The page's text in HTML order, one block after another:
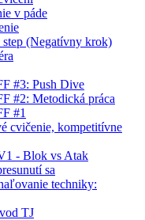
v páde
(Negatívny krok)
#3: Push Dive
#2: Metodická práca
#1
cvičenie, kompetitívne
- Blok vs Atak
sa
techniky:
TJ